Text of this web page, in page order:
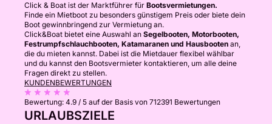
Click & Boat ist der Marktführer für Bootsvermietungen.
Finde ein Mietboot zu besonders günstigem Preis oder biete dein
Boot gewinnbringend zur Vermietung an.
Click&Boat bietet eine Auswahl an Segelbooten, Motorbooten,
Festrumpfschlauchbooten, Katamaranen und Hausbooten an,
die du mieten kannst. Dabei ist die Mietdauer flexibel wählbar
und du kannst den Bootsvermieter kontaktieren, um alle deine
Fragen direkt zu stellen.
KUNDENBEWERTUNGEN
Bewertung: 4.9 / 5 auf der Basis von 712391 Bewertungen
URLAUBSZIELE